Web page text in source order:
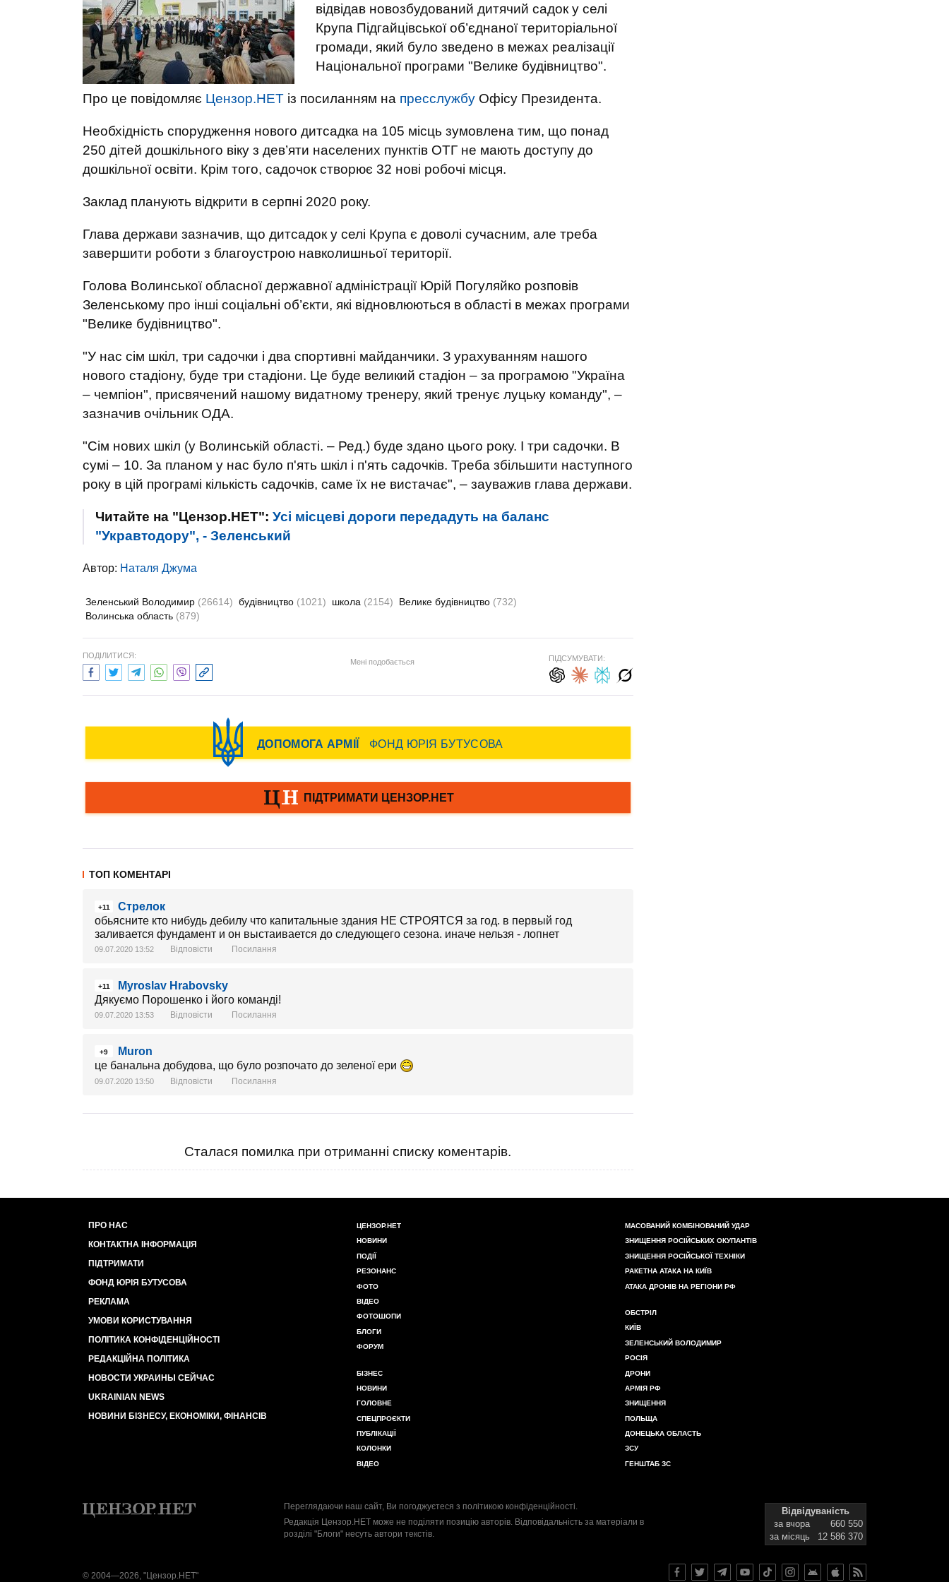
відвідав новозбудований дитячий садок у селі
Крупа Підгайцівської об’єднаної територіальної
громади, який було зведено в межах реалізації
Національної програми "Велике будівництво".
Про це повідомляє Цензор.НЕТ із посиланням на пресслужбу Офісу Президента.
Необхідність спорудження нового дитсадка на 105 місць зумовлена тим, що понад
250 дітей дошкільного віку з дев’яти населених пунктів ОТГ не мають доступу до
дошкільної освіти. Крім того, садочок створює 32 нові робочі місця.
Заклад планують відкрити в серпні 2020 року.
Глава держави зазначив, що дитсадок у селі Крупа є доволі сучасним, але треба
завершити роботи з благоустрою навколишньої території.
Голова Волинської обласної державної адміністрації Юрій Погуляйко розповів
Зеленському про інші соціальні об’єкти, які відновлюються в області в межах програми
"Велике будівництво".
"У нас сім шкіл, три садочки і два спортивні майданчики. З урахуванням нашого
нового стадіону, буде три стадіони. Це буде великий стадіон – за програмою "Україна
– чемпіон", присвячений нашому видатному тренеру, який тренує луцьку команду", –
зазначив очільник ОДА.
"Сім нових шкіл (у Волинській області. – Ред.) буде здано цього року. І три садочки. В
сумі – 10. За планом у нас було п'ять шкіл і п'ять садочків. Треба збільшити наступного
року в цій програмі кількість садочків, саме їх не вистачає", – зауважив глава держави.
Читайте на "Цензор.НЕТ": Усі місцеві дороги передадуть на баланс
"Укравтодору", - Зеленський
Автор: Наталя Джума
Зеленський Володимир (26614) будівництво (1021) школа (2154) Велике будівництво (732)
Волинська область (879)
ПОДІЛИТИСЯ:
Мені подобається ПІДСУМУВАТИ:
ТОП КОМЕНТАРІ
+11
Стрелок
обьясните кто нибудь дебилу что капитальные здания НЕ СТРОЯТСЯ за год. в первый год
заливается фундамент и он выстаивается до следующего сезона. иначе нельзя - лопнет
09.07.2020 13:52 Відповісти Посилання
+11
Myroslav Hrabovsky
Дякуємо Порошенко і його команді!
09.07.2020 13:53 Відповісти Посилання
+9
Muron
це банальна добудова, що було розпочато до зеленої ери
09.07.2020 13:50 Відповісти Посилання
Сталася помилка при отриманні списку коментарів.
ПРО НАС
КОНТАКТНА ІНФОРМАЦІЯ
ПІДТРИМАТИ
ФОНД ЮРІЯ БУТУСОВА
РЕКЛАМА
УМОВИ КОРИСТУВАННЯ
ПОЛІТИКА КОНФІДЕНЦІЙНОСТІ
РЕДАКЦІЙНА ПОЛІТИКА
НОВОСТИ УКРАИНЫ СЕЙЧАС
UKRAINIAN NEWS
НОВИНИ БІЗНЕСУ, ЕКОНОМІКИ, ФІНАНСІВ
ЦЕНЗОР.НЕТ
НОВИНИ
ПОДІЇ
РЕЗОНАНС
ФОТО
ВІДЕО
ФОТОШОПИ
БЛОГИ
ФОРУМ
БІЗНЕС
НОВИНИ
ГОЛОВНЕ
СПЕЦПРОЄКТИ
ПУБЛІКАЦІЇ
КОЛОНКИ
ВІДЕО
МАСОВАНИЙ КОМБІНОВАНИЙ УДАР
ЗНИЩЕННЯ РОСІЙСЬКИХ ОКУПАНТІВ
ЗНИЩЕННЯ РОСІЙСЬКОЇ ТЕХНІКИ
РАКЕТНА АТАКА НА КИЇВ
АТАКА ДРОНІВ НА РЕГІОНИ РФ
ОБСТРІЛ
КИЇВ
ЗЕЛЕНСЬКИЙ ВОЛОДИМИР
РОСІЯ
ДРОНИ
АРМІЯ РФ
ЗНИЩЕННЯ
ПОЛЬЩА
ДОНЕЦЬКА ОБЛАСТЬ
ЗСУ
ГЕНШТАБ ЗС
Переглядаючи наш сайт, Ви погоджуєтеся з політикою конфіденційності.
Редакція Цензор.НЕТ може не поділяти позицію авторів. Відповідальність за матеріали в
розділі "Блоги" несуть автори текстів.
Відвідуваність
за вчора
660 550
за місяць
12 586 370
© 2004—2026, "Цензор.НЕТ"